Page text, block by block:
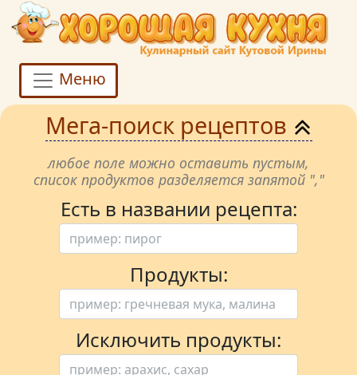
Меню
Мега-поиск рецептов
любое поле можно оставить пустым,
список продуктов разделяется запятой ","
Есть в названии рецепта:
Продукты:
Исключить продукты: